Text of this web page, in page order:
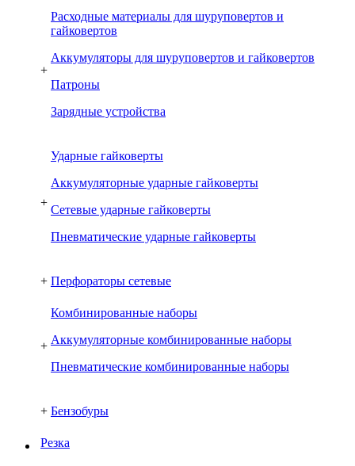
+
Расходные материалы для шуруповертов и
гайковертов
Аккумуляторы для шуруповертов и гайковертов
Патроны
Зарядные устройства
+
Ударные гайковерты
Аккумуляторные ударные гайковерты
Сетевые ударные гайковерты
Пневматические ударные гайковерты
+ Перфораторы сетевые
+
Комбинированные наборы
Аккумуляторные комбинированные наборы
Пневматические комбинированные наборы
+ Бензобуры
Резка